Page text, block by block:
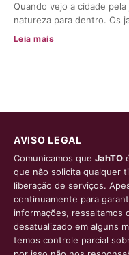
Quando vejo a cidade
natureza para dentro. Os
Leia mais
AVISO LEGAL
Comunicamos que JahTO
que não solicita qualquer
liberação de serviços.
continuamente para
informações,
desatualizado em alguns
temos controle parcial